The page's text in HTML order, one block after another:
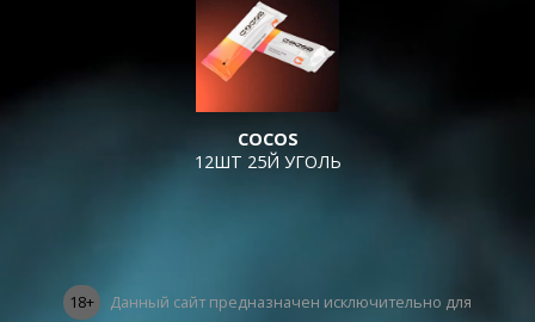
COCOS
12ШТ 25Й УГОЛЬ
18+
Данный сайт предназначен исключительно для